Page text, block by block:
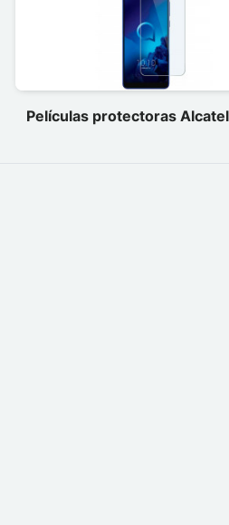
Películas protectoras